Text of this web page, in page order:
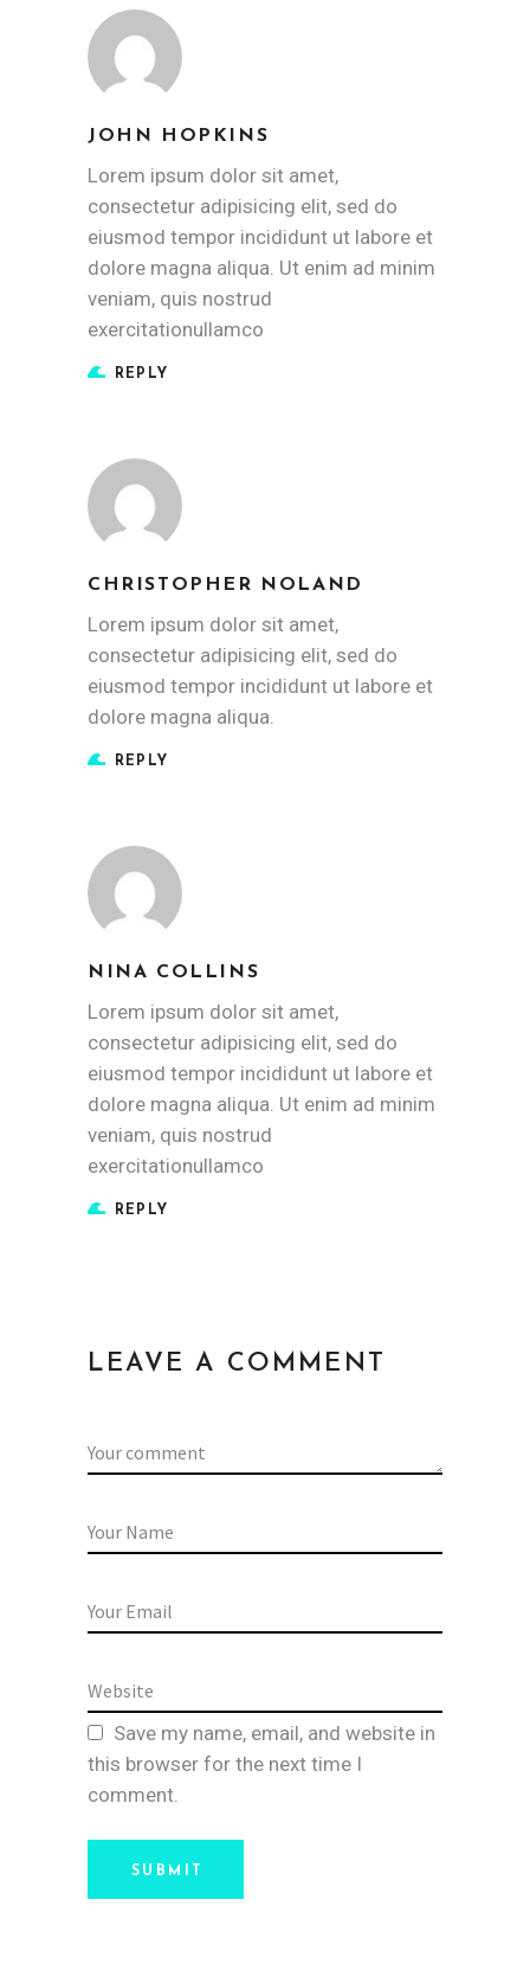
JOHN HOPKINS
Lorem ipsum dolor sit amet,
consectetur adipisicing elit, sed do
eiusmod tempor incididunt ut labore et
dolore magna aliqua. Ut enim ad minim
veniam, quis nostrud
exercitationullamco
REPLY
CHRISTOPHER NOLAND
Lorem ipsum dolor sit amet,
consectetur adipisicing elit, sed do
eiusmod tempor incididunt ut labore et
dolore magna aliqua.
REPLY
NINA COLLINS
Lorem ipsum dolor sit amet,
consectetur adipisicing elit, sed do
eiusmod tempor incididunt ut labore et
dolore magna aliqua. Ut enim ad minim
veniam, quis nostrud
exercitationullamco
REPLY
LEAVE A COMMENT
Save my name, email, and website in
this browser for the next time I
comment.
SUBMIT